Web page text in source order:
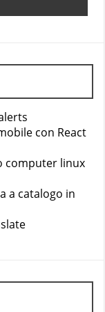
con React
computer linux
a catalogo in